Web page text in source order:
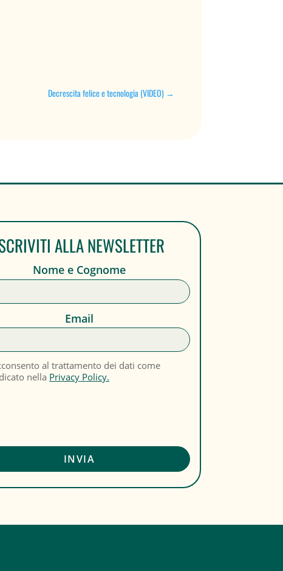
Decrescita felice e tecnologia (VIDEO)→
ALLA NEWSLETTER
Nome e Cognome
Email
al trattamento dei dati come
nella Privacy Policy.